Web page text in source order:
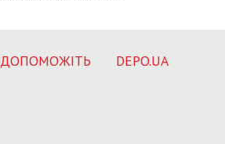
ДОПОМОЖІТЬ DEPO.UA